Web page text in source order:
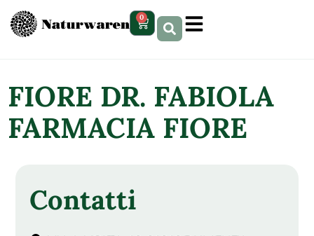
contenuto 0
FIORE DR. FABIOLA
FARMACIA FIORE
Contatti